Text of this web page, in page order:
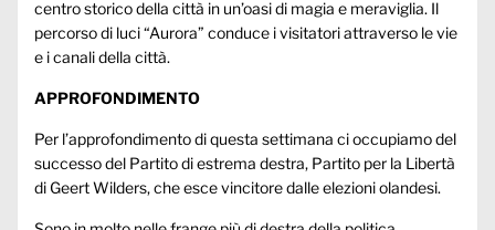
centro storico della città in un’oasi di magia e meraviglia. Il
percorso di luci “Aurora” conduce i visitatori attraverso le vie
e i canali della città.
APPROFONDIMENTO
Per l’approfondimento di questa settimana ci occupiamo del
successo del Partito di estrema destra, Partito per la Libertà
di Geert Wilders, che esce vincitore dalle elezioni olandesi.